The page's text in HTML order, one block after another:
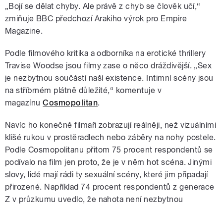
„Bojí se dělat chyby. Ale právě z chyb se člověk učí,“
zmiňuje BBC předchozí Arakiho výrok pro Empire
Magazine.
Podle filmového kritika a odborníka na erotické thrillery
Travise Woodse jsou filmy zase o něco dráždivější. „Sex
je nezbytnou součástí naší existence. Intimní scény jsou
na stříbrném plátně důležité,“ komentuje v
magazínu Cosmopolitan.
Navíc ho konečně filmaři zobrazují reálněji, než vizuálními
klišé rukou v prostěradlech nebo záběry na nohy postele.
Podle Cosmopolitanu přitom 75 procent respondentů se
podívalo na film jen proto, že je v něm hot scéna. Jinými
slovy, lidé mají rádi ty sexuální scény, které jim připadají
přirozené. Například 74 procent respondentů z generace
Z v průzkumu uvedlo, že nahota není nezbytnou